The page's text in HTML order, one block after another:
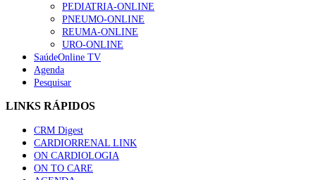
“Os programas de rastreio do cancro do pulmão são
custo-efetivos e representam um investimento
sustentável para os sistemas de saúde”
66 visualizações
Trodelvy aprovado para primeira linha no cancro da
mama triplo negativo metastático em doentes não
elegíveis para inibidores PD-(L)1
61 visualizações
PEDIATRIA-ONLINE
PNEUMO-ONLINE
REUMA-ONLINE
URO-ONLINE
SaúdeOnline TV
Agenda
Pesquisar
LINKS RÁPIDOS
CRM Digest
CARDIORRENAL LINK
ON CARDIOLOGIA
ON TO CARE